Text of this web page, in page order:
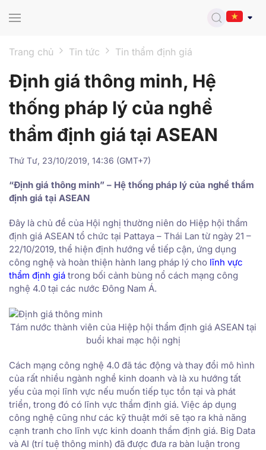
Trang chủ Tin tức Tin thẩm định giá
Định giá thông minh, Hệ
thống pháp lý của nghề
thẩm định giá tại ASEAN
Thứ Tư, 23/10/2019, 14:36 (GMT+7)
“Định giá thông minh” – Hệ thống pháp lý của nghề thẩm
định giá tại ASEAN
Đây là chủ đề của Hội nghị thường niên do Hiệp hội thẩm
định giá ASEAN tổ chức tại Pattaya – Thái Lan từ ngày 21 –
22/10/2019, thể hiện định hướng về tiếp cận, ứng dụng
công nghệ và hoàn thiện hành lang pháp lý cho lĩnh vực
thẩm định giá trong bối cảnh bùng nổ cách mạng công
nghệ 4.0 tại các nước Đông Nam Á.
Tám nước thành viên của Hiệp hội thẩm định giá ASEAN tại
buổi khai mạc hội nghị
Cách mạng công nghệ 4.0 đã tác động và thay đổi mô hình
của rất nhiều ngành nghề kinh doanh và là xu hướng tất
yếu của mọi lĩnh vực nếu muốn tiếp tục tồn tại và phát
triển, trong đó có lĩnh vực thẩm định giá. Việc áp dụng
công nghệ cũng như các kỹ thuật mới sẽ tạo ra khả năng
cạnh tranh cho lĩnh vực kinh doanh thẩm định giá. Big Data
và AI (trí tuệ thông minh) đã được đưa ra bàn luận trong